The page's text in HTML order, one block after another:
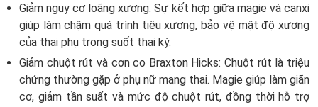
Giảm nguy cơ loãng xương: Sự kết hợp giữa magie và canxi
giúp làm chậm quá trình tiêu xương, bảo vệ mật độ xương
của thai phụ trong suốt thai kỳ.
Giảm chuột rút và cơn co Braxton Hicks: Chuột rút là triệu
chứng thường gặp ở phụ nữ mang thai. Magie giúp làm giãn
cơ, giảm tần suất và mức độ chuột rút, đồng thời hỗ trợ